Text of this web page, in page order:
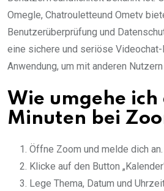
Omegle, Chatrouletteund Ometv
Benutzerüberprüfung und
eine sichere und seriöse
Anwendung, um mit anderen
Wie umgehe
Minuten bei
Öffne Zoom und melde dich an.
Klicke auf den Button
Lege Thema, Datum und